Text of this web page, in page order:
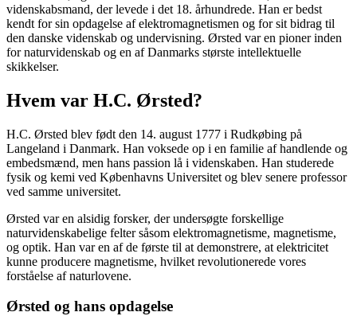
videnskabsmand, der levede i det 18. århundrede. Han er bedst
kendt for sin opdagelse af elektromagnetismen og for sit bidrag til
den danske videnskab og undervisning. Ørsted var en pioner inden
for naturvidenskab og en af Danmarks største intellektuelle
skikkelser.
Hvem var H.C. Ørsted?
H.C. Ørsted blev født den 14. august 1777 i Rudkøbing på
Langeland i Danmark. Han voksede op i en familie af handlende og
embedsmænd, men hans passion lå i videnskaben. Han studerede
fysik og kemi ved Københavns Universitet og blev senere professor
ved samme universitet.
Ørsted var en alsidig forsker, der undersøgte forskellige
naturvidenskabelige felter såsom elektromagnetisme, magnetisme,
og optik. Han var en af de første til at demonstrere, at elektricitet
kunne producere magnetisme, hvilket revolutionerede vores
forståelse af naturlovene.
Ørsted og hans opdagelse